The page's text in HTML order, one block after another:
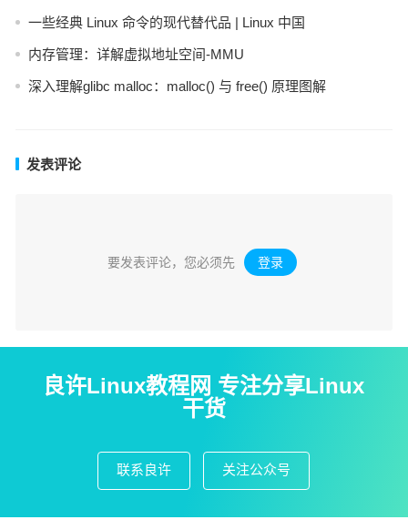
一些经典 Linux 命令的现代替代品 | Linux 中国
内存管理：详解虚拟地址空间-MMU
深入理解glibc malloc：malloc() 与 free() 原理图解
发表评论
要发表评论，您必须先 登录 。
良许Linux教程网 专注分享Linux
干货
联系良许 关注公众号